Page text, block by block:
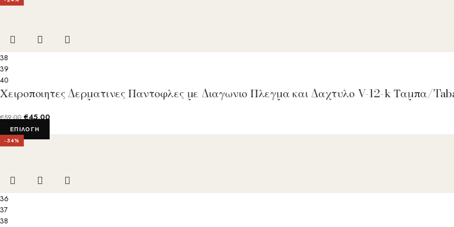
38
39
40
Χειροποιητες Δερματινες Παντοφλες με Διαγωνιο Πλεγμα και Δαχτυλο V-12-k Ταμπα/
€59.00 €45.00
ΕΠΙΛΟΓΉ
-34%
36
37
38